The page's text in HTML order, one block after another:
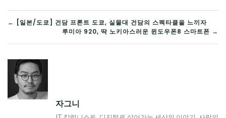
글
탐
색
← [일본/도쿄] 건담 프론트 도쿄, 실물대 건담의 스펙타클을 느끼자
루미아 920, 딱 노키아스러운 윈도우폰8 스마트폰 →
자그니